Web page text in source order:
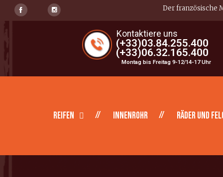
Der französische
Kontaktiere uns
(+33)03.84.255.400
(+33)06.32.165.400
Montag bis Freitag 9-12/14-17 Uhr
Reifen Innenrohr Räder und